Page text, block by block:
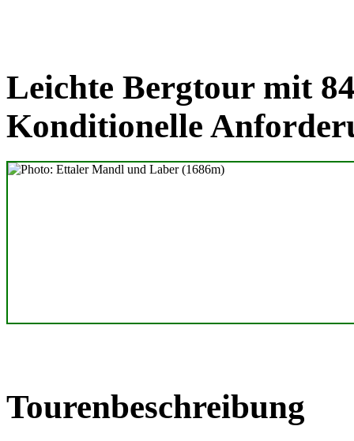
Leichte Bergtour mit
Konditionelle
Tourenbeschreibung